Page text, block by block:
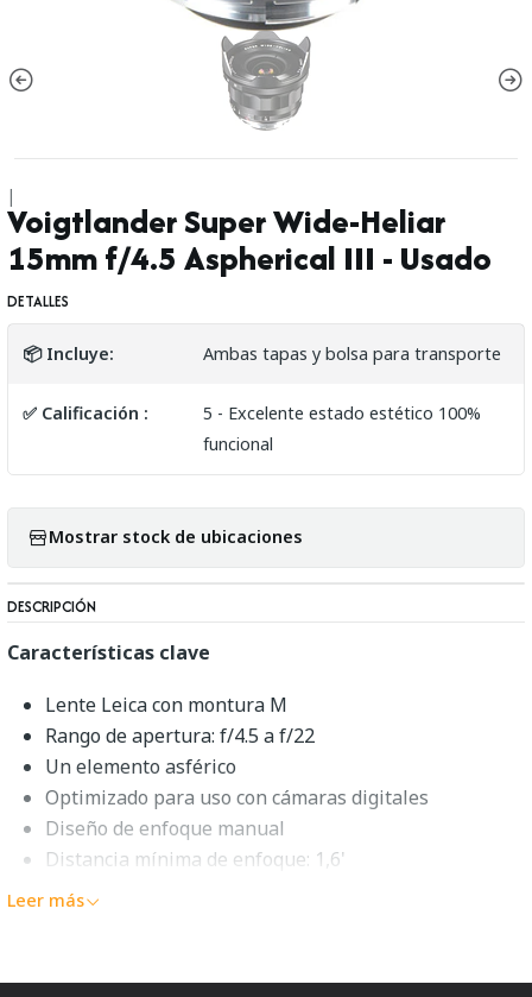
|
Voigtlander Super Wide-Heliar
15mm f/4.5 Aspherical III - Usado
DETALLES
📦 Incluye: Ambas tapas y bolsa para transporte
✅ Calificación :
5 - Excelente estado estético 100%
funcional
Mostrar stock de ubicaciones
DESCRIPCIÓN
Características clave
Lente Leica con montura M
Rango de apertura: f/4.5 a f/22
Un elemento asférico
Optimizado para uso con cámaras digitales
Diseño de enfoque manual
Distancia mínima de enfoque: 1,6'
Parasol incorporado
Leer más